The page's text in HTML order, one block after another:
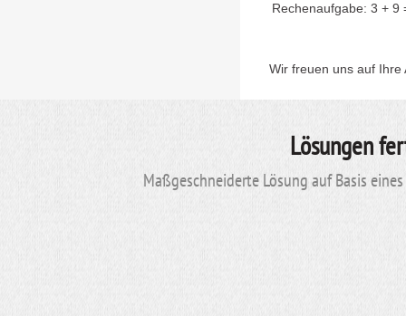
Rechenaufgabe: 3 + 9
Wir freuen uns auf Ihre
Lösungen
Maßgeschneiderte Lösung auf Basis